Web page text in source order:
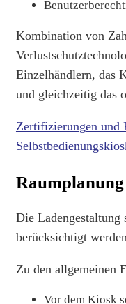
Kombination von
Einzelhändlern, das
und gleichzeitig das
Zertifizierungen und
Die Ladengestaltung
berücksichtigt
Zu den allgemeinen
Vor dem Kiosk